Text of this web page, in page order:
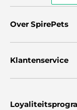
Over SpirePets
Klantenservice